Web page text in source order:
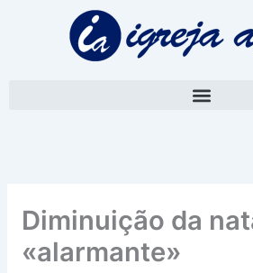
Diminuição da
«alarmante»